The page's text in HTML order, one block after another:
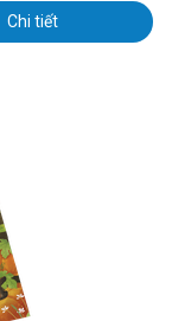
Chi tiết